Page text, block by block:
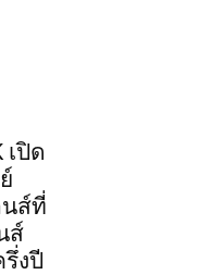
เปิด
ส์ที่
ส์
งปี